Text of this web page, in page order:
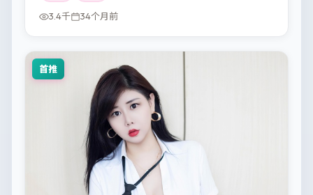
3.4千 34个月前
首推